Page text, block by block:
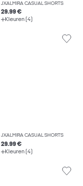
JXALMIRA CASUAL SHORTS
29.99 €
Kleuren (4)
JXALMIRA CASUAL SHORTS
29.99 €
Kleuren (4)